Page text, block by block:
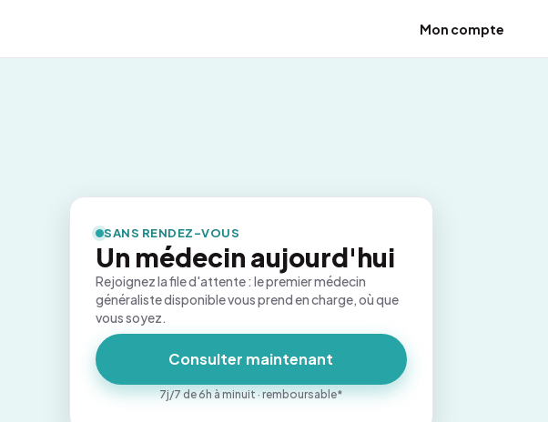
Mon compte
SANS RENDEZ-VOUS
Un médecin aujourd'hui
Rejoignez la file d'attente : le premier médecin
généraliste disponible vous prend en charge, où que
vous soyez.
Consulter maintenant
7j/7 de 6h à minuit · remboursable*